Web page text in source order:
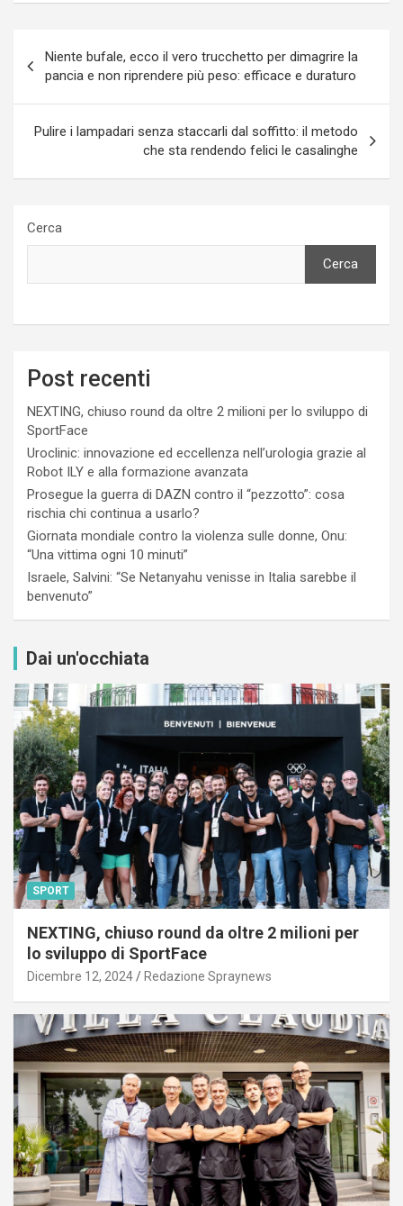
articoli
Niente bufale, ecco il vero trucchetto per dimagrire la
pancia e non riprendere più peso: efficace e duraturo
Pulire i lampadari senza staccarli dal soffitto: il metodo
che sta rendendo felici le casalinghe
Cerca
Cerca
Post recenti
NEXTING, chiuso round da oltre 2 milioni per lo sviluppo di
SportFace
Uroclinic: innovazione ed eccellenza nell’urologia grazie al
Robot ILY e alla formazione avanzata
Prosegue la guerra di DAZN contro il “pezzotto”: cosa
rischia chi continua a usarlo?
Giornata mondiale contro la violenza sulle donne, Onu:
“Una vittima ogni 10 minuti”
Israele, Salvini: “Se Netanyahu venisse in Italia sarebbe il
benvenuto”
Dai un'occhiata
SPORT
NEXTING, chiuso round da oltre 2 milioni per
lo sviluppo di SportFace
Dicembre 12, 2024 Redazione Spraynews